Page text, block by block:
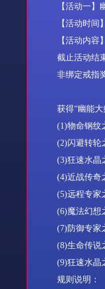
【活动一】
【活动时间
【活动内容】
截止活动结
非绑定戒指
获得“幽能
(1)物命钢纹
(2)闪避转轮
(3)狂速水晶
(4)近战传奇
(5)远程专家
(6)魔法幻想
(7) 防御专家
(8)生命传说
(9)狂速水晶
规则说明：